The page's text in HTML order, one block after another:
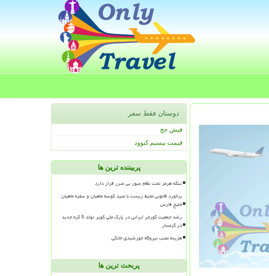
دوستان فقط سفر
فیش حج
قیمت بیسیم کنوود
پربیننده ترین ها
تنگه هرمز تحت نظام عبور بی ضرر قرار دارد
برخورد قانونی محیط زیست با صید کوسه ماهیان و سفره ماهیان
خلیج فارس
رشد جمعیت گورخر ایرانی در پارک ملی کویر تولد 5 کره جدید
در گرمسار
هزینه نصب نیروگاه خورشیدی خانگی
پربحث ترین ها